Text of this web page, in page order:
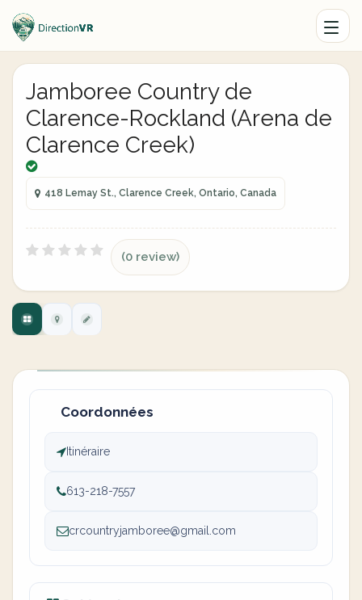
Jamboree Country de
Clarence-Rockland (Arena de
Clarence Creek)
418 Lemay St., Clarence Creek, Ontario, Canada
(0 review)
Coordonnées
Itinéraire
613-218-7557
crcountryjamboree@gmail.com